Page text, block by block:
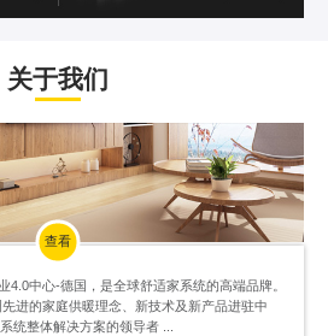
关于我们
查看
4.0中心-德国，是全球舒适家系统的高端品牌。
进的家庭供暖理念、新技术及新产品进驻中
统整体解决方案的领导者 ...